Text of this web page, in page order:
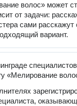
волос» может
от задачи:
сами расскажут
вариант.
«Мелирование